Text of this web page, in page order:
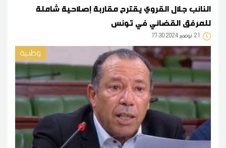
النائب جلال القروي يقترح مقاربة إصلاحية شاملة
للمرفق القضائي في تونس
21 17:30 2024 نوفمبر
وطنية